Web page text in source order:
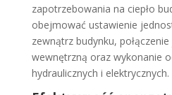
zapotrzebowania na ciepło
obejmować ustawienie
zewnątrz budynku,
wewnętrzną oraz wykonanie
hydraulicznych i elektrycznych.